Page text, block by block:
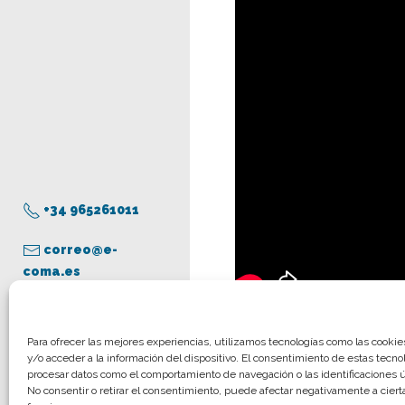
Para ofrecer las mejores experiencias, utilizamos tecnologías como las
y/o acceder a la información del dispositivo. El consentimiento de estas
procesar datos como el comportamiento de navegación o las identificaciones
No consentir o retirar el consentimiento, puede afectar negativamente a
+34 965261011
correo@e-
coma.es
Aviso legal
Política de privacidad
Política de cookies
TRÁMITES